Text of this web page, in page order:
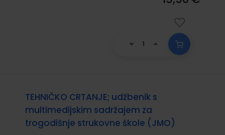
TEHNIČKO CRTANJE; udžbenik s
multimedijskim sadržajem za
trogodišnje strukovne škole (JMO)